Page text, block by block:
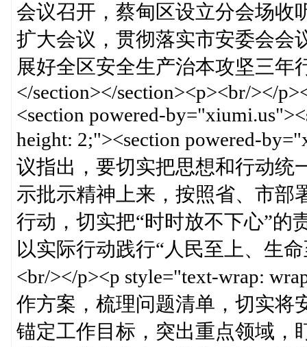
会议召开，蔡甸区设立分会场收
扩大会议，贯彻落实市安委会会
展好全区安全生产治本攻坚三年
</section></section><p><br/></
<section powered-
height: 2;"><section powered-
议指出，要切实把思想和行动统
示批示精神上来，按照省、市部
行动，切实把“时时放不下心”的
以实际行动践行“人民至上、生
<br/></p><p style="text-wrap:
作方案，梳理问题清单，切实将
锚定工作目标，突出重点领域，